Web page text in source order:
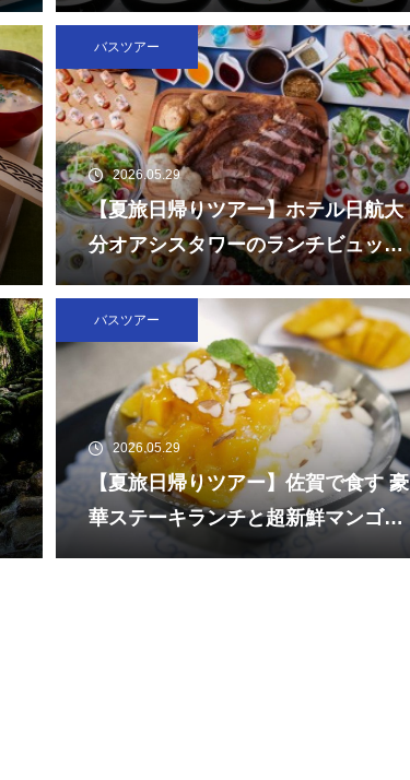
ルドかごしま水族館
バスツアー
2026.05.29
【夏旅日帰りツアー】ホテル日航大
分オアシスタワーのランチビュッフ
ェと大分マリーンパレス水族館「う
みたまご」
バスツアー
2026.05.29
【夏旅日帰りツアー】佐賀で食す 豪
華ステーキランチと超新鮮マンゴー
と濃厚ミルク氷の絶品かき氷